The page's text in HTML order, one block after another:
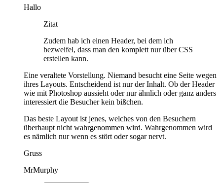
Hallo
Zitat
Zudem hab ich einen Header, bei dem ich
bezweifel, dass man den komplett nur über CSS
erstellen kann.
Eine veraltete Vorstellung. Niemand besucht eine Seite wegen
ihres Layouts. Entscheidend ist nur der Inhalt. Ob der Header
wie mit Photoshop aussieht oder nur ähnlich oder ganz anders
interessiert die Besucher kein bißchen.
Das beste Layout ist jenes, welches von den Besuchern
überhaupt nicht wahrgenommen wird. Wahrgenommen wird
es nämlich nur wenn es stört oder sogar nervt.
Gruss
MrMurphy